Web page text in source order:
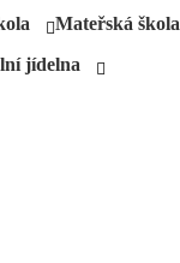
Mateřská škola
jídelna